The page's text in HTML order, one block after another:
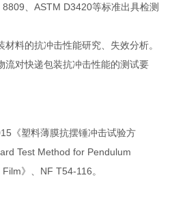
、ASTM D3420等标准出具检测
料的抗冲击性能研究、失效分析。
流对快递包装抗冲击性能的测试要
《塑料薄膜抗摆锤冲击试验方
Test Method for Pendulum
》、NF T54-116。